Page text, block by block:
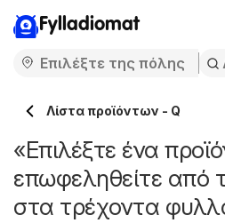
Fylladiomat
Λίστα προϊόντων - Q
«Επιλέξτε ένα
επωφεληθείτε από
στα τρέχοντα